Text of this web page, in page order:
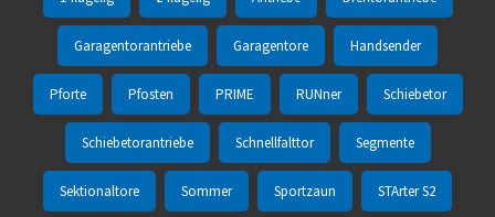
Garagentorantriebe Garagentore Handsender
Pforte Pfosten PRIME RUNner Schiebetor
Schiebetorantriebe Schnellfalttor Segmente
Sektionaltore Sommer Sportzaun STArter S2